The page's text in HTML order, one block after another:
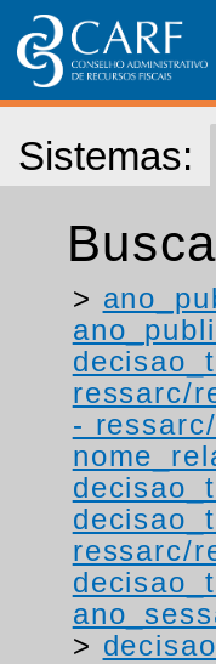
Sistemas:
>
ressarc/
-
ressarc/
>